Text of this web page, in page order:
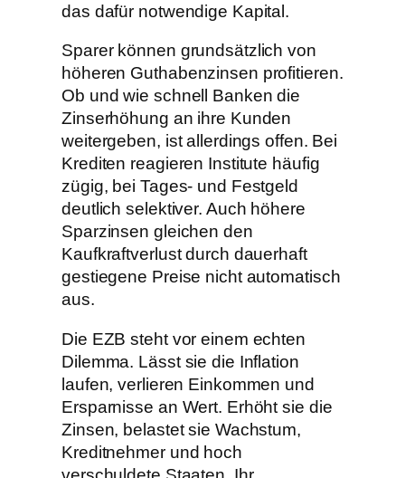
das dafür notwendige Kapital.
Sparer können grundsätzlich von
höheren Guthabenzinsen profitieren.
Ob und wie schnell Banken die
Zinserhöhung an ihre Kunden
weitergeben, ist allerdings offen. Bei
Krediten reagieren Institute häufig
zügig, bei Tages- und Festgeld
deutlich selektiver. Auch höhere
Sparzinsen gleichen den
Kaufkraftverlust durch dauerhaft
gestiegene Preise nicht automatisch
aus.
Die EZB steht vor einem echten
Dilemma. Lässt sie die Inflation
laufen, verlieren Einkommen und
Ersparnisse an Wert. Erhöht sie die
Zinsen, belastet sie Wachstum,
Kreditnehmer und hoch